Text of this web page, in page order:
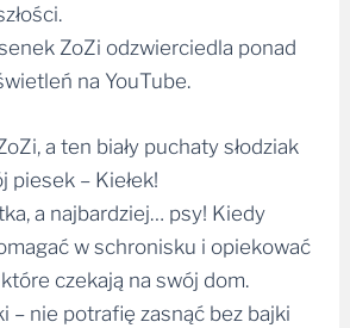
ZoZi odzwierciedla ponad
na YouTube.
a ten biały puchaty słodziak
piesek – Kiełek!
a najbardziej… psy! Kiedy
w schronisku i opiekować
czekają na swój dom.
– nie potrafię zasnąć bez bajki